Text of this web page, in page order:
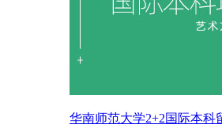
华南师范大学2+2国际本科